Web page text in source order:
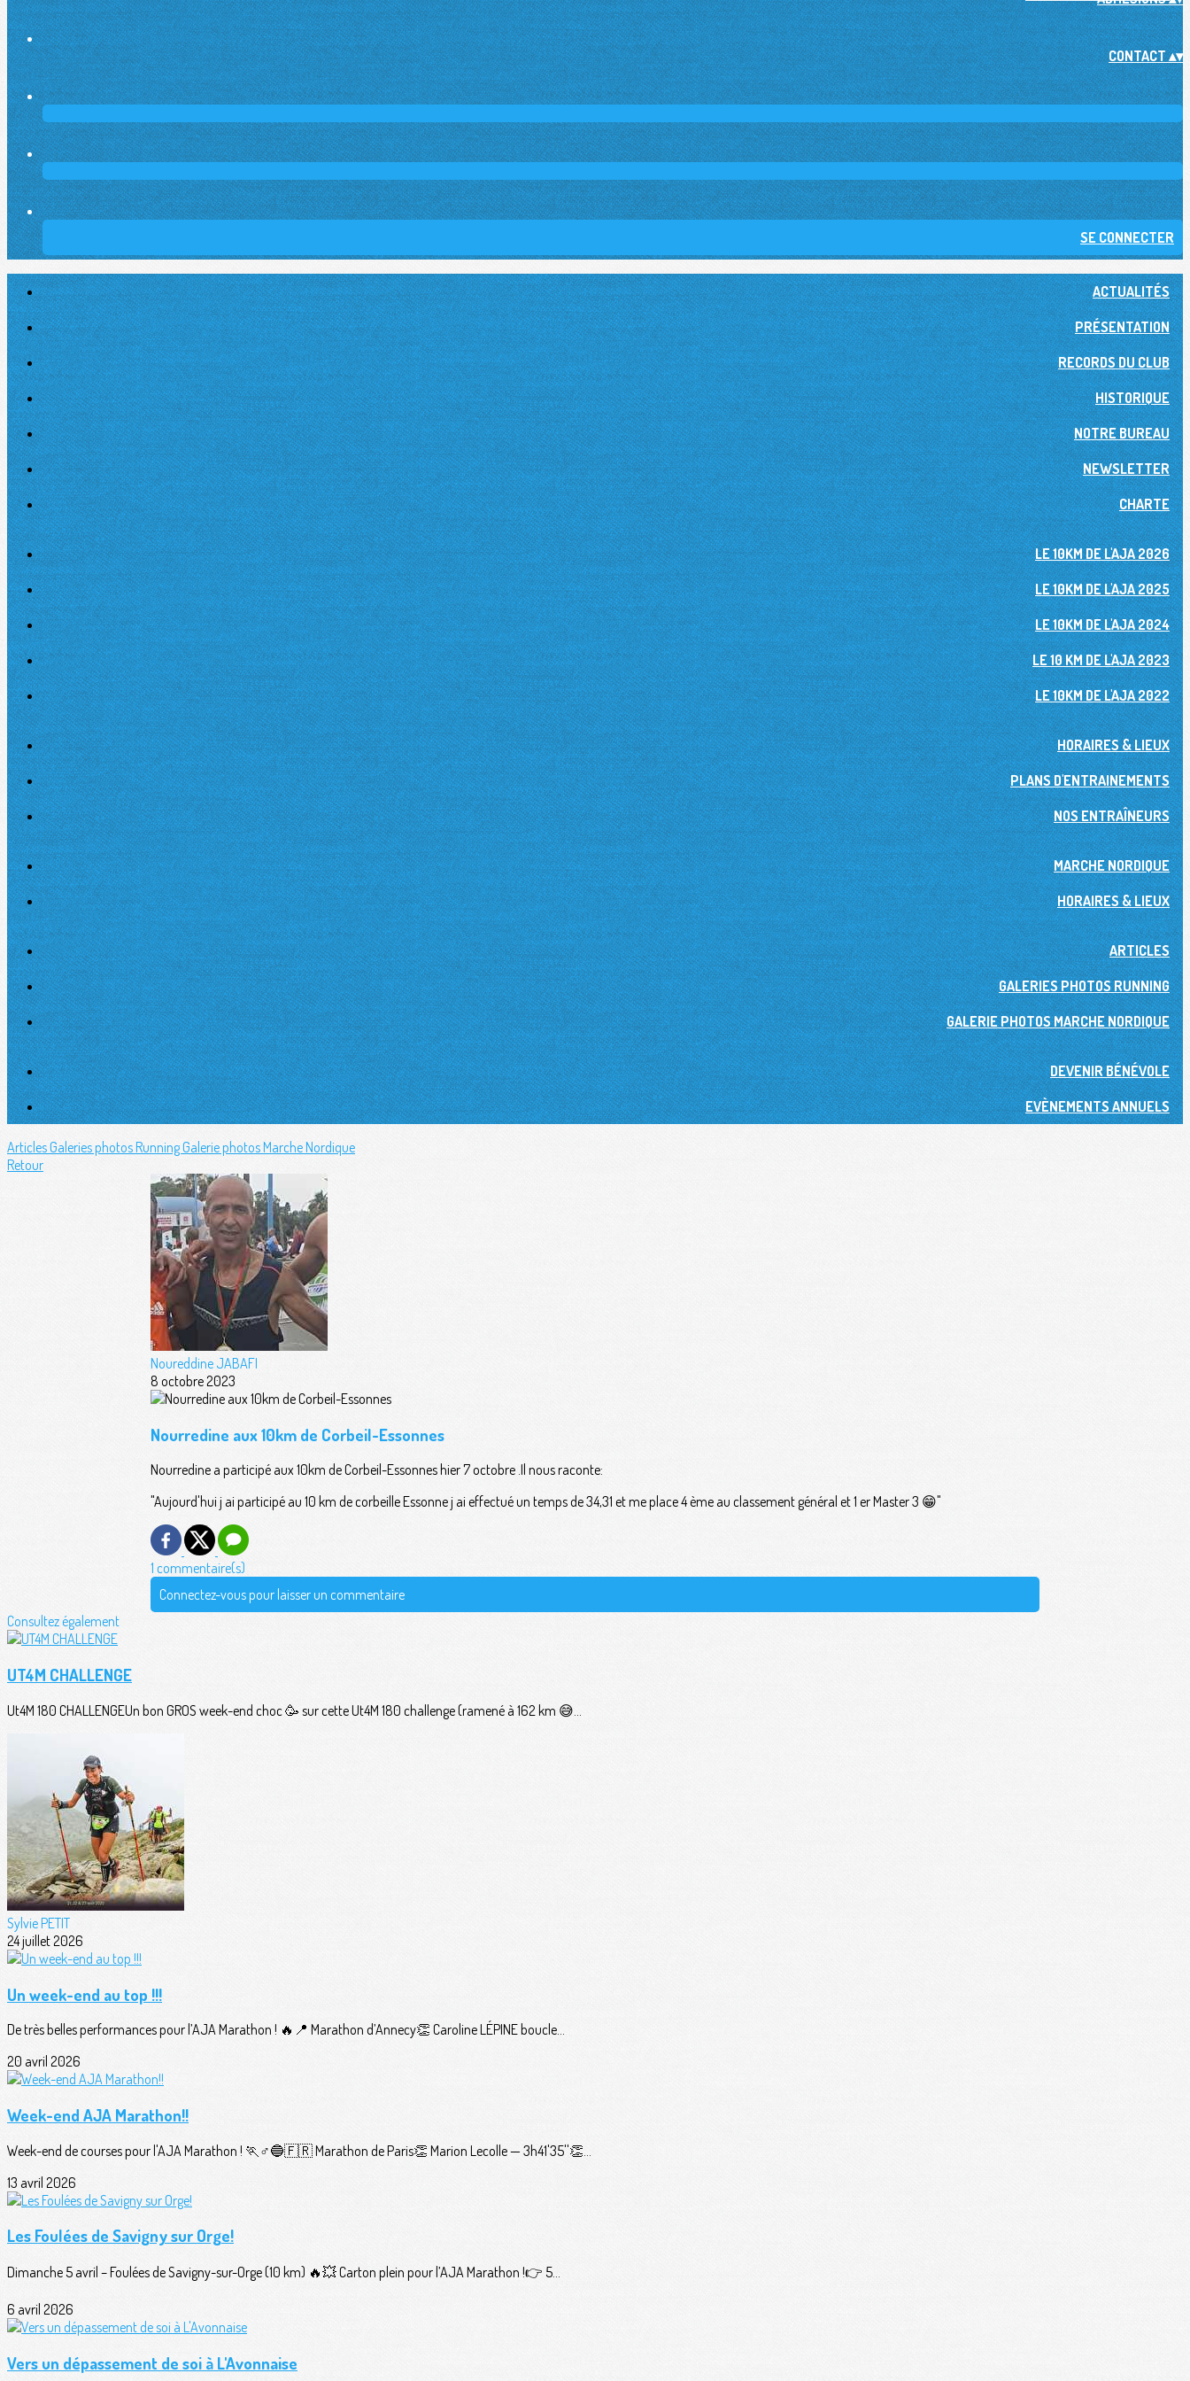
CONTACT▴▾
SE CONNECTER
ACTUALITÉS
PRÉSENTATION
RECORDS DU CLUB
HISTORIQUE
NOTRE BUREAU
NEWSLETTER
CHARTE
LE 10KM DE L'AJA 2026
LE 10KM DE L'AJA 2025
LE 10KM DE L'AJA 2024
LE 10 KM DE L'AJA 2023
LE 10KM DE L'AJA 2022
HORAIRES & LIEUX
PLANS D'ENTRAINEMENTS
NOS ENTRAÎNEURS
MARCHE NORDIQUE
HORAIRES & LIEUX
ARTICLES
GALERIES PHOTOS RUNNING
GALERIE PHOTOS MARCHE NORDIQUE
DEVENIR BÉNÉVOLE
EVÈNEMENTS ANNUELS
ArticlesGaleries photos RunningGalerie photos Marche Nordique
Retour
Noureddine JABAFI
8 octobre 2023
Nourredine aux 10km de Corbeil-Essonnes
Nourredine a participé aux 10km de Corbeil-Essonnes hier 7 octobre .Il nous raconte:
"Aujourd'hui j ai participé au 10 km de corbeille Essonne j ai effectué un temps de 34,31 et me place 4 ème au classement général et 1 er Master 3 😁"
1 commentaire(s)
Connectez-vous pour laisser un commentaire
Consultez également
UT4M CHALLENGE
Ut4M 180 CHALLENGEUn bon GROS week-end choc 🥳 sur cette Ut4M 180 challenge (ramené à 162 km 😅...
Sylvie PETIT
24 juillet 2026
Un week-end au top !!!
De très belles performances pour l’AJA Marathon ! 🔥📍 Marathon d’Annecy👏 Caroline LÉPINE boucle...
20 avril 2026
Week-end AJA Marathon!!
Week-end de courses pour l'AJA Marathon ! 🏃♂️🔵🇫🇷 Marathon de Paris👏 Marion Lecolle — 3h41'35''👏...
13 avril 2026
Les Foulées de Savigny sur Orge!
Dimanche 5 avril – Foulées de Savigny-sur-Orge (10 km) 🔥💥 Carton plein pour l’AJA Marathon !👉 5...
6 avril 2026
Vers un dépassement de soi à L'Avonnaise